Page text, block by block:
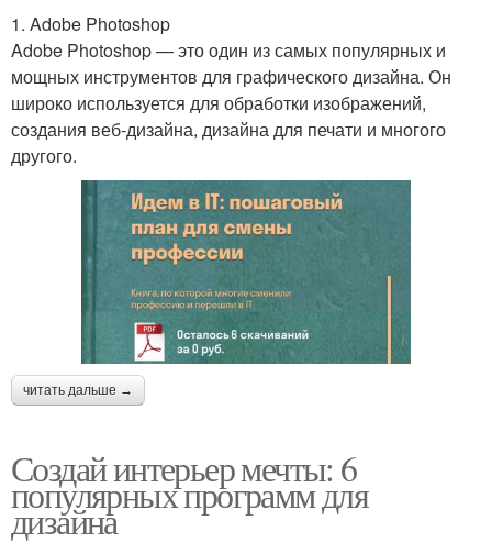
1. Adobe Photoshop
Adobe Photoshop — это один из самых популярных и
мощных инструментов для графического дизайна. Он
широко используется для обработки изображений,
создания веб-дизайна, дизайна для печати и многого
другого.
читать дальше →
Создай интерьер мечты: 6
популярных программ для
дизайна